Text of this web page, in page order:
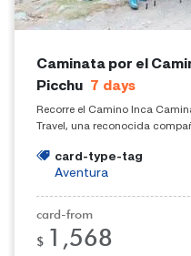
Caminata por el
Picchu 7 days
Recorre el Camino Inca
Travel, una reconocida
información sobre el Camino
card-type-tag
Aventura
card-from
$ 1,568